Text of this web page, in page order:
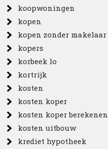
koopwoningen
kopen
kopen zonder makelaar
kopers
korbeek lo
kortrijk
kosten
kosten koper
kosten koper berekenen
kosten uitbouw
krediet hypotheek